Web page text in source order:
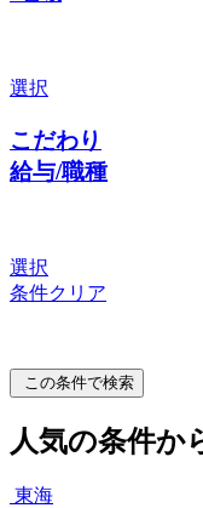
選択
こだわり
給与/職種
選択
条件クリア
この条件で検索
人気の条件か
東海